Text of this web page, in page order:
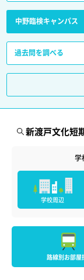
中野臨検キャンパス
過去問を調べる
新渡戸文化短
学
学校周辺
路線別お部屋